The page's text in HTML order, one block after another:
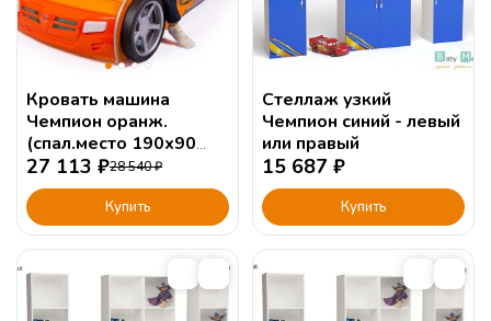
Кровать машина
Чемпион оранж.
(спал.место 190х90
или 160х90см)
27 113 ₽28 540₽
Купить
Стеллаж узкий
Чемпион синий - левый
или правый
15 687 ₽
Купить